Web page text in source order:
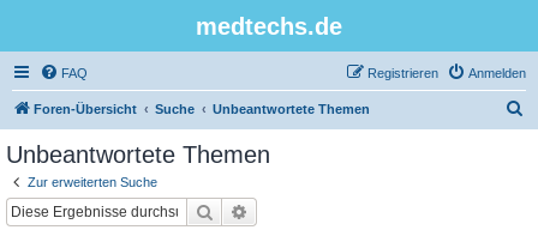
medtechs.de
FAQ Anmelden
Registrieren
Foren-Übersicht Suche Unbeantwortete Themen
Unbeantwortete Themen
Zur erweiterten Suche
Suche